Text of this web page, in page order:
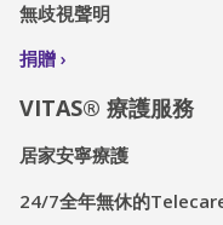
無歧視聲明
捐贈
VITAS® 療護服務
居家安寧療護
24/7全年無休的